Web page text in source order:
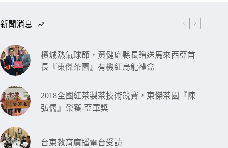
新聞消息
檳城熱氣球節，黃健庭縣長贈送馬來西亞首
長『東傑茶園』有機紅烏龍禮盒
2018全國紅茶製茶技術競賽，東傑茶園『陳
弘儒』榮獲-亞軍獎
台東教育廣播電台受訪